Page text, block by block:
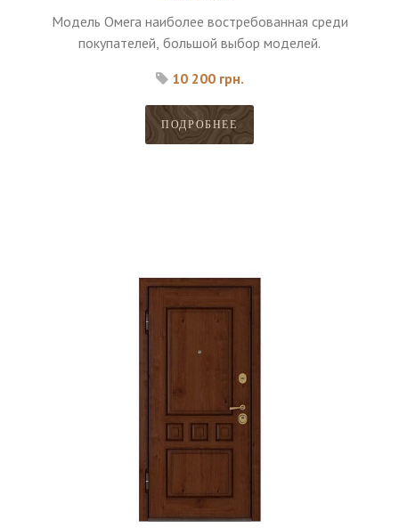
Модель Омега наиболее востребованная среди
покупателей, большой выбор моделей.
10 200 грн.
ПОДРОБНЕЕ